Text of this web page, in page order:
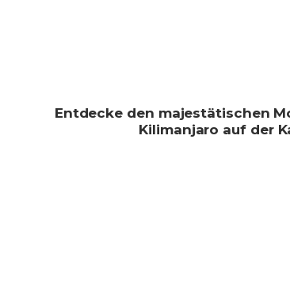
Entdecke den majestätischen
Kilimanjaro auf der